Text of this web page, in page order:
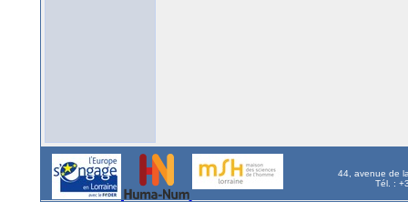
44, avenue de
Tél. :